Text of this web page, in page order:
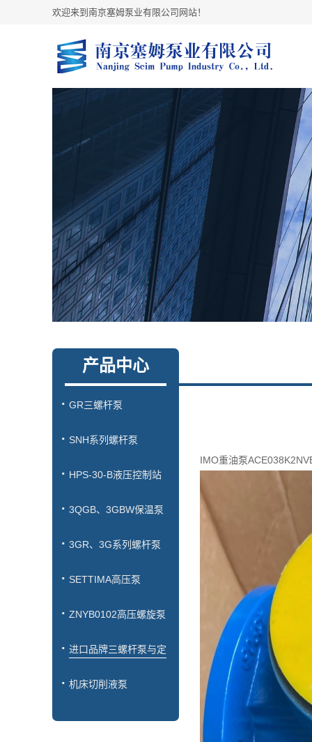
欢迎来到南京塞姆泵业有限公司网站！
产品中心
GR三螺杆泵
SNH系列螺杆泵
HPS-30-B液压控制站
3QGB、3GBW保温泵
3GR、3G系列螺杆泵
SETTIMA高压泵
ZNYB0102高压螺旋泵
进口品牌三螺杆泵与定
制机床切削液泵
IMO重油泵